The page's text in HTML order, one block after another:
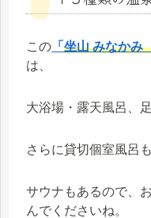
この 「 坐山 みなかみ
は、
大浴場・露天風呂、
さらに貸切個室風呂
サウナもあるので、
んでくださいね。